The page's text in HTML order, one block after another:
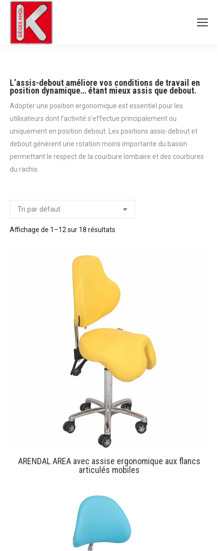
L’assis-debout améliore vos conditions de travail en
position dynamique… étant mieux assis que debout.
Adopter une position ergonomique est essentiel pour les
utilisateurs dont l’activité s’effectue principalement ou
uniquement en position debout. Les positions assis-debout et
debout génèrent une rotation moins importante du bassin
permettant le respect de la courbure lombaire et des courbures
du rachis.
Affichage de 1–12 sur 18 résultats
ARENDAL AREA avec assise ergonomique aux flancs
articulés mobiles